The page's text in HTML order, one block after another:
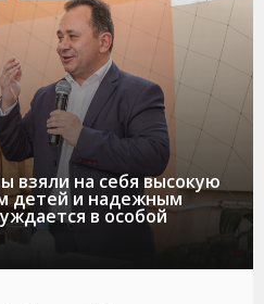
взяли на себя высокую
детей и надежным
в особой